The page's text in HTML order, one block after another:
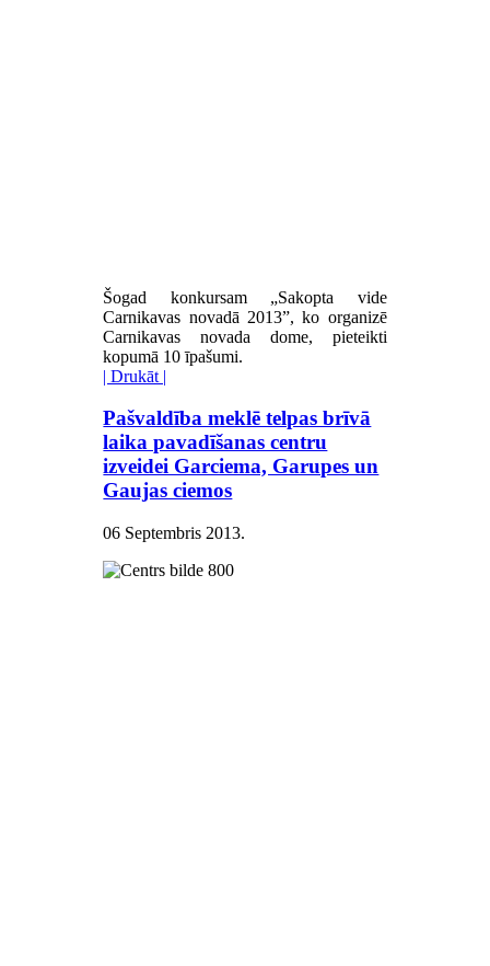
Šogad konkursam „Sakopta vide
Carnikavas novadā 2013”, ko organizē
Carnikavas novada dome, pieteikti
kopumā 10 īpašumi.
| Drukāt |
Pašvaldība meklē telpas brīvā
laika pavadīšanas centru
izveidei Garciema, Garupes un
Gaujas ciemos
06 Septembris 2013.